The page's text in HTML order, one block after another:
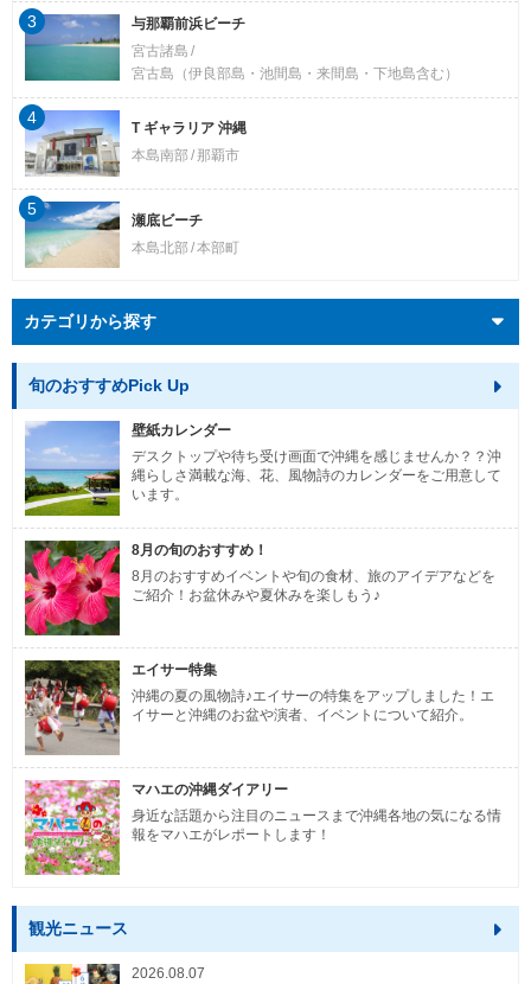
与那覇前浜ビーチ
宮古諸島
宮古島（伊良部島・池間島・来間島・下地島含む）
3
T ギャラリア 沖縄
本島南部
那覇市
4
瀬底ビーチ
本島北部 本部町
5
カテゴリから探す
旬のおすすめPick Up
壁紙カレンダー
デスクトップや待ち受け画面で沖縄を感じませんか？？沖
縄らしさ満載な海、花、風物詩のカレンダーをご用意して
います。
8月の旬のおすすめ！
8月のおすすめイベントや旬の食材、旅のアイデアなどを
ご紹介！お盆休みや夏休みを楽しもう♪
エイサー特集
沖縄の夏の風物詩♪エイサーの特集をアップしました！エ
イサーと沖縄のお盆や演者、イベントについて紹介。
マハエの沖縄ダイアリー
身近な話題から注目のニュースまで沖縄各地の気になる情
報をマハエがレポートします！
観光ニュース
2026.08.07